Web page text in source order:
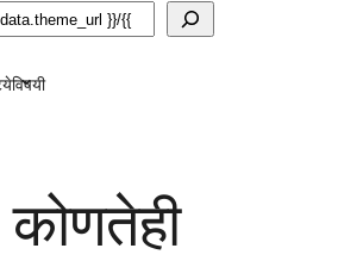
विषयी
कोणतेही